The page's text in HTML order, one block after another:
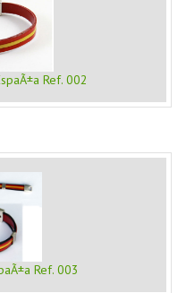
Ref. 002
Ref. 003